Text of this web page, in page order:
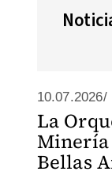
10.07.2026/
La
Minería
Bellas